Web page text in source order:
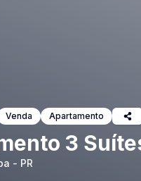
Venda Apartamento
3
- PR